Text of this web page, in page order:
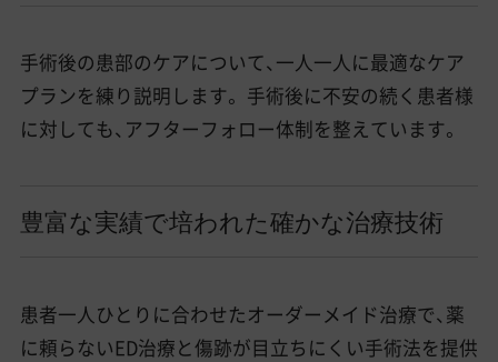
手術後の患部のケアについて、一人一人に最適なケア
プランを練り説明します。 手術後に不安の続く患者様
に対しても、アフターフォロー体制を整えています。
豊富な実績で培われた確かな治療技術
患者一人ひとりに合わせたオーダーメイド治療で、薬
に頼らないED治療と傷跡が目立ちにくい手術法を提供